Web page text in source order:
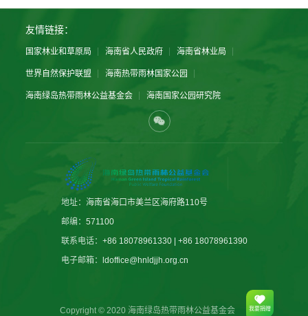
我要捐赠
友情链接：
国家林业和草原局 海南省人民政府 海南省林业局
世界自然保护联盟 海南热带雨林国家公园
海南绿岛热带雨林公益基金会 海南国家公园研究院
地址： 海南省海口市美兰区海府路110号
邮编： 571100
联系电话： +86 18078961330 | +86 18078961390
电子邮箱：
ldoffice@hnldjjh.org.cn
Copyright © 2020 海南绿岛热带雨林公益基金会